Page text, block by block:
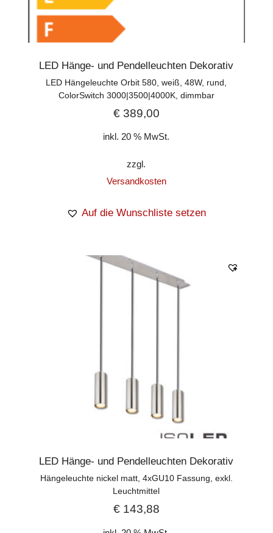
LED Hänge- und Pendelleuchten Dekorativ
LED Hängeleuchte Orbit 580, weiß, 48W, rund,
ColorSwitch 3000|3500|4000K, dimmbar
€389,00
inkl. 20 % MwSt.
zzgl.
Versandkosten
Auf die Wunschliste setzen
LED Hänge- und Pendelleuchten Dekorativ
Hängeleuchte nickel matt, 4xGU10 Fassung, exkl.
Leuchtmittel
€143,88